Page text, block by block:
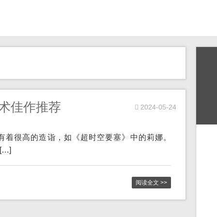
佳作推荐 2024-05-24
着很高的造诣，如《超时空要塞》中的莉娜。
[…]
阅读全文 >>